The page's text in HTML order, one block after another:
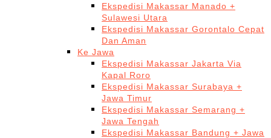
Ekspedisi Makassar Manado +
Sulawesi Utara
Ekspedisi Makassar Gorontalo Cepat
Dan Aman
Ke Jawa
Ekspedisi Makassar Jakarta Via
Kapal Roro
Ekspedisi Makassar Surabaya +
Jawa Timur
Ekspedisi Makassar Semarang +
Jawa Tengah
Ekspedisi Makassar Bandung + Jawa